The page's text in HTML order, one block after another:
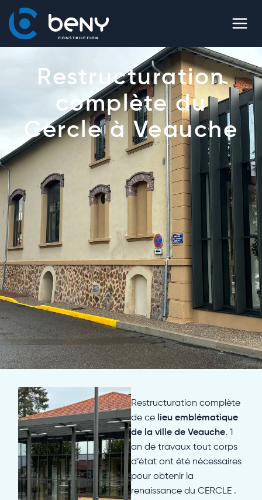
Restructuration
complète du
Cercle à Veauche
Restructuration complète
de ce lieu emblématique
de la ville de Veauche. 1
an de travaux tout corps
d’état ont été nécessaires
pour obtenir la
renaissance du CERCLE .